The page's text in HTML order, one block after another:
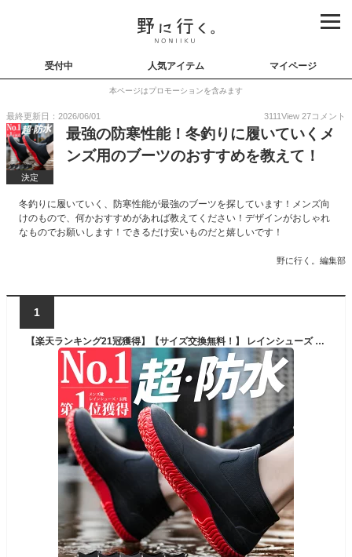
受付中 人気アイテム マイページ
本ページはプロモーションを含みます
最終更新日：2026/06/01 3111View 27コメント
決定
最強の防寒性能！冬釣りに履いていくメ
ンズ用のブーツのおすすめを教えて！
冬釣りに履いていく、防寒性能が最強のブーツを探しています！メンズ向
けのもので、何かおすすめがあれば教えてください！デザインがおしゃれ
なものでお願いします！できるだけ安いものだと嬉しいです！
野に行く。編集部
1
【楽天ランキング21冠獲得】【サイズ交換無料！】 レインシューズ 長靴 レインブーツ メンズ 靴 ショート アウトドア 完全防水 疲れない 雨靴 ラウンドトゥ 軽量 オシャレ 歩きやすい 防水 釣り 作業 履きやすい 幅広 農作業 ガーデニング レディース長靴 防水靴